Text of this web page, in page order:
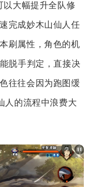
以大幅提升全队修
完成妙木山仙人任
刷属性，角色的机
脱手判定，直接决
往往会因为跑图缓
人的流程中浪费大